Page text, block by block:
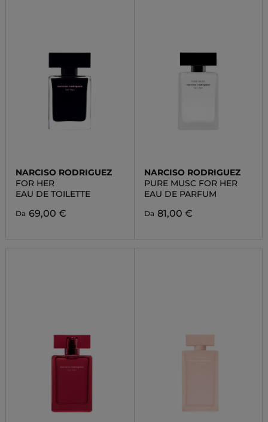
NARCISO RODRIGUEZ
FOR HER
EAU DE TOILETTE
Da 69,00 €
NARCISO RODRIGUEZ
PURE MUSC FOR HER
EAU DE PARFUM
Da 81,00 €